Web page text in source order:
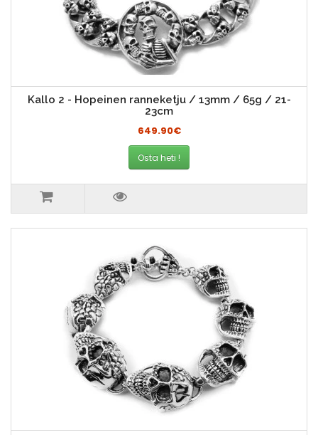
Kallo 2 - Hopeinen ranneketju / 13mm / 65g / 21-
23cm
649.90€
Osta heti !